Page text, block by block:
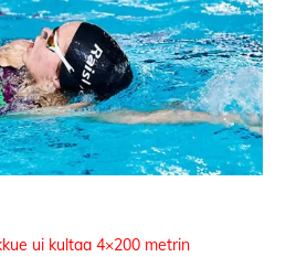
ui kultaa 4×200 metrin